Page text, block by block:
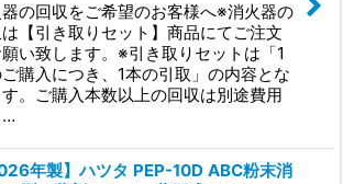
の回収をご希望のお客様へ※消火器の
【引き取りセット】商品にてご注文
願い致します。※引き取りセットは「1
購入につき、1本の引取」の内容とな
す。ご購入本数以上の回収は別途費用
…
年製】ハツタ PEP-10D ABC粉末消